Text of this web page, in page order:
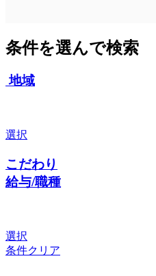
条件を選んで検索
地域
選択
こだわり
給与/職種
選択
条件クリア